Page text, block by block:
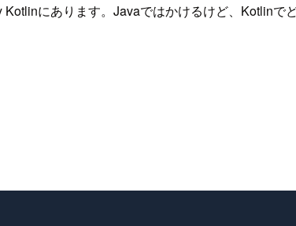
にあります。Javaではかけるけど、Kotlinで